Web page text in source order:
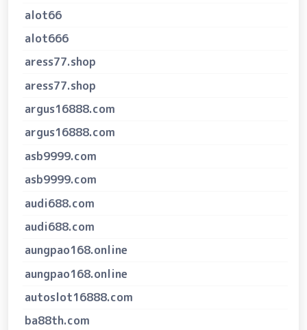
alot66
alot666
aress77.shop
aress77.shop
argus16888.com
argus16888.com
asb9999.com
asb9999.com
audi688.com
audi688.com
aungpao168.online
aungpao168.online
autoslot16888.com
ba88th.com